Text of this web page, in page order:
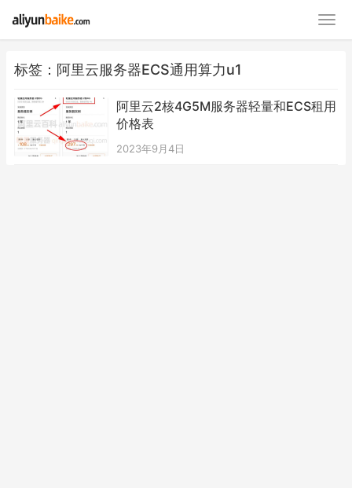
标签：阿里云服务器ECS通用算力u1
阿里云2核4G5M服务器轻量和ECS租用
价格表
2023年9月4日